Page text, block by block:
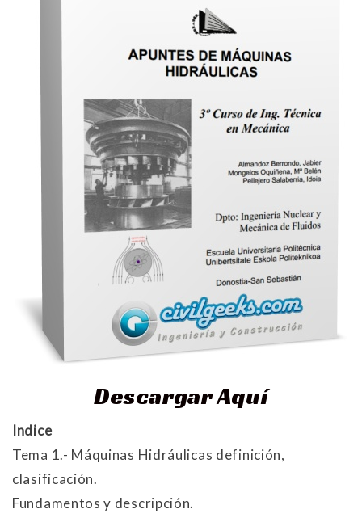
Descargar Aquí
Indice
Tema 1.- Máquinas Hidráulicas definición,
clasificación.
Fundamentos y descripción.